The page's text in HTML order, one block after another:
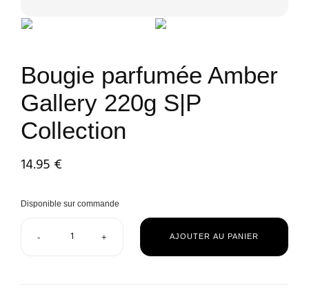
Bougie parfumée Amber
Gallery 220g S|P
Collection
14.95 €
Disponible sur commande
+
- AJOUTER AU PANIER